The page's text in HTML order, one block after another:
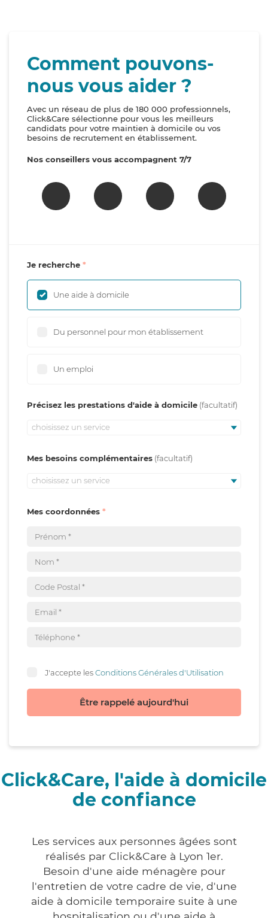
Comment pouvons-
nous vous aider ?
Avec un réseau de plus de 180 000 professionnels,
Click&Care sélectionne pour vous les meilleurs
candidats pour votre maintien à domicile ou vos
besoins de recrutement en établissement.
Nos conseillers vous accompagnent 7/7
Je recherche
Une aide à domicile
Du personnel pour mon établissement
Un emploi
Précisez les prestations d'aide à domicile
choisissez un service
Mes besoins complémentaires
choisissez un service
Mes coordonnées
J'accepte lesConditions Générales d'Utilisation
Être rappelé aujourd'hui
Click&Care, l'aide à domicile
de confiance
Les services aux personnes âgées sont
réalisés par Click&Care à Lyon 1er.
Besoin d'une aide ménagère pour
l'entretien de votre cadre de vie, d'une
aide à domicile temporaire suite à une